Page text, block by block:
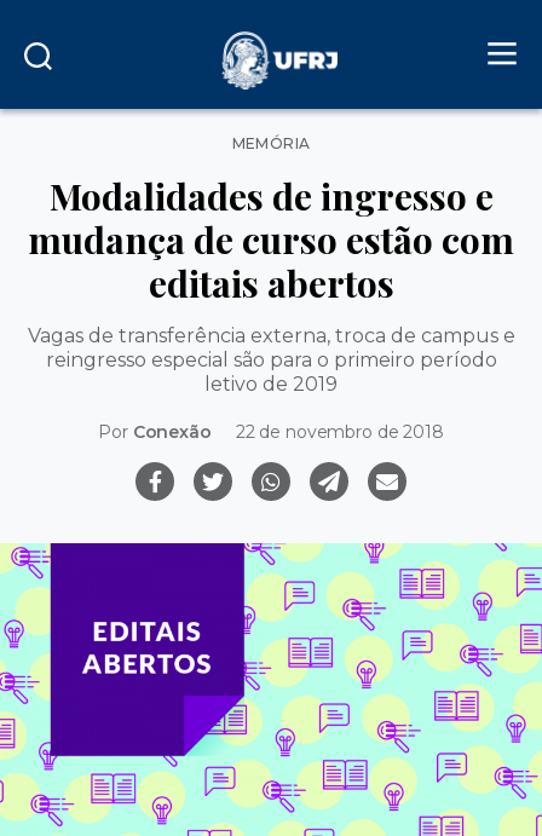
Categorias
MEMÓRIA
Modalidades de ingresso e
mudança de curso estão com
editais abertos
Vagas de transferência externa, troca de campus e
reingresso especial são para o primeiro período
letivo de 2019
Por Conexão 22 de novembro de 2018